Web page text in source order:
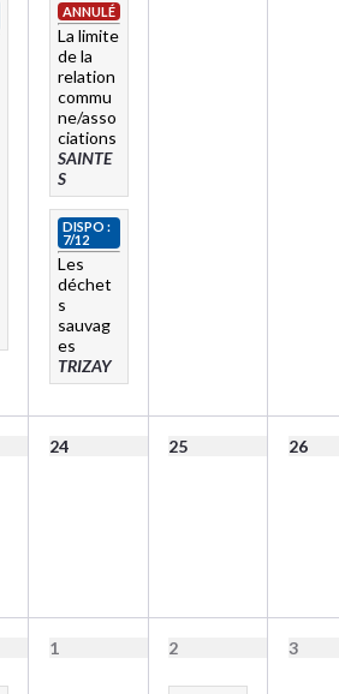
ANNULÉ
La limite
de la
relation
commu
ne/asso
ciations
SAINTE
S
DISPO :
7/12
Les
déchet
s
sauvag
es
TRIZAY
24 25 26
1 2 3